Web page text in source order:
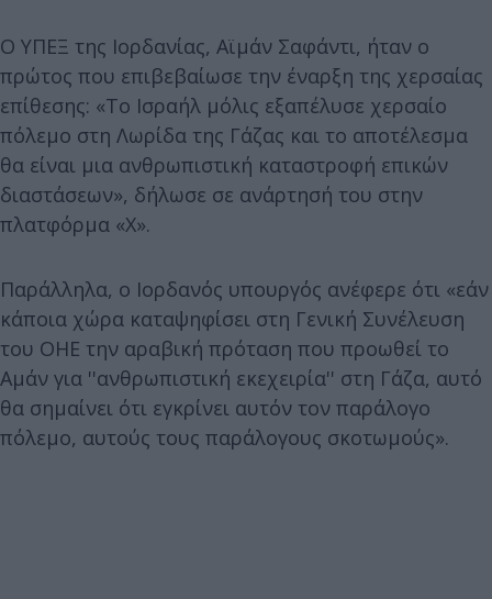
Ο ΥΠΕΞ της Ιορδανίας, Αϊμάν Σαφάντι, ήταν ο
πρώτος που επιβεβαίωσε την έναρξη της χερσαίας
επίθεσης: «Το Ισραήλ μόλις εξαπέλυσε χερσαίο
πόλεμο στη Λωρίδα της Γάζας και το αποτέλεσμα
θα είναι μια ανθρωπιστική καταστροφή επικών
διαστάσεων», δήλωσε σε ανάρτησή του στην
πλατφόρμα «Χ».
Παράλληλα, ο Ιορδανός υπουργός ανέφερε ότι «εάν
κάποια χώρα καταψηφίσει στη Γενική Συνέλευση
του ΟΗΕ την αραβική πρόταση που προωθεί το
Αμάν για ''ανθρωπιστική εκεχειρία'' στη Γάζα, αυτό
θα σημαίνει ότι εγκρίνει αυτόν τον παράλογο
πόλεμο, αυτούς τους παράλογους σκοτωμούς».